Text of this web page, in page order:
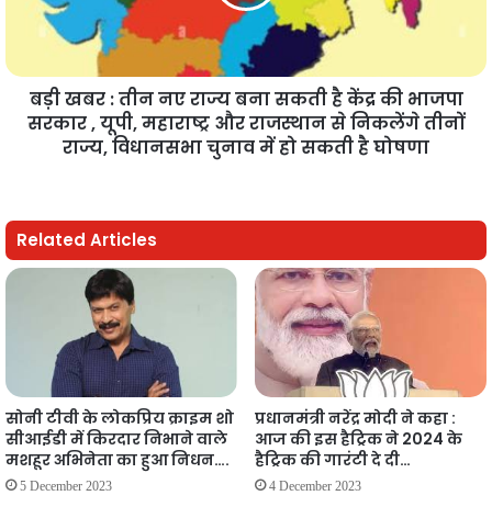
बड़ी खबर : तीन नए राज्य बना सकती है केंद्र की भाजपा
सरकार , यूपी, महाराष्ट्र और राजस्थान से निकलेंगे तीनों
राज्य, विधानसभा चुनाव में हो सकती है घोषणा
Related Articles
सोनी टीवी के लोकप्रिय क्राइम शो
सीआईडी में किरदार निभाने वाले
मशहूर अभिनेता का हुआ निधन….
5 December 2023
प्रधानमंत्री नरेंद्र मोदी ने कहा :
आज की इस हैट्रिक ने 2024 के
हैट्रिक की गारंटी दे दी…
4 December 2023